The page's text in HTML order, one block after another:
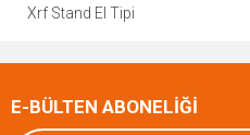
E-BÜLTEN ABONELİĞİ